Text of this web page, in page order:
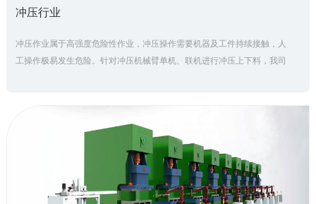
冲压行业
冲压作业属于高强度危险性作业，冲压操作需要机器及工件持续接触，人
工操作极易发生危险。针对冲压机械臂单机、联机进行冲压上下料，我司